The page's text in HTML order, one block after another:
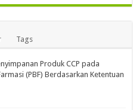
Tags
Produk CCP pada
(PBF) Berdasarkan Ketentuan